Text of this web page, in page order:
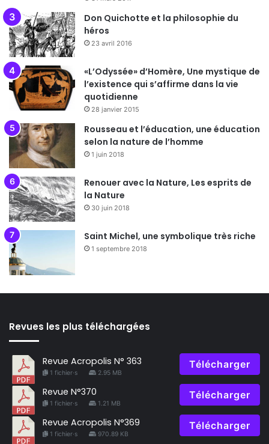
Don Quichotte et la philosophie du
héros
23 avril 2016
«L’Odyssée» d’Homère, Une mystique de
l’existence qui s’affirme dans la vie
quotidienne
28 janvier 2015
Rousseau et l’éducation, une éducation
selon la nature de l’homme
1 juin 2018
Renouer avec la Nature, Les esprits de
la Nature
30 juin 2018
Saint Michel, une symbolique très riche
1 septembre 2018
Revues les plus téléchargées
Revue Acropolis N° 363
1 fichier·s 2.95 MB
Télécharger
Revue N°370
1 fichier·s 1.21 MB
Télécharger
Revue Acropolis N°369
1 fichier·s 970.89 KB
Télécharger